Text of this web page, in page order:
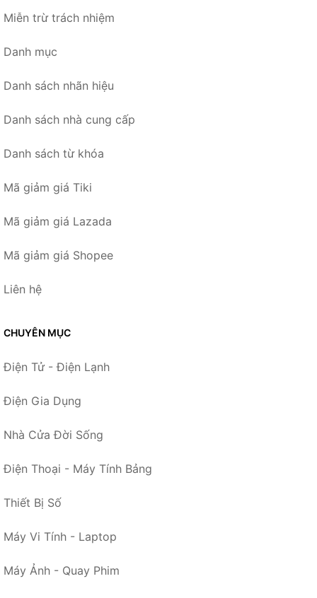
Miễn trừ trách nhiệm
Danh mục
Danh sách nhãn hiệu
Danh sách nhà cung cấp
Danh sách từ khóa
Mã giảm giá Tiki
Mã giảm giá Lazada
Mã giảm giá Shopee
Liên hệ
CHUYÊN MỤC
Điện Tử - Điện Lạnh
Điện Gia Dụng
Nhà Cửa Đời Sống
Điện Thoại - Máy Tính Bảng
Thiết Bị Số
Máy Vi Tính - Laptop
Máy Ảnh - Quay Phim